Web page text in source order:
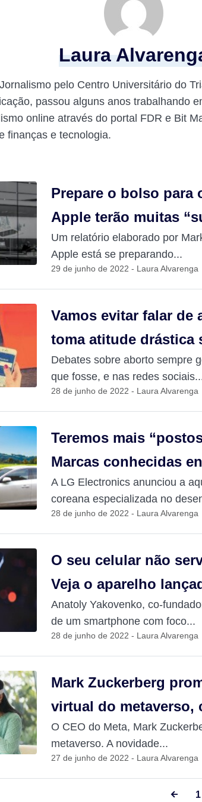
Laura
pelo Centro Universitário do
passou alguns anos trabalhando
online através do portal FDR e Bit
finanças e tecnologia.
Prepare o bolso para
Apple terão muitas
Um relatório elaborado por
Apple está se preparando...
29 de junho de 2022 - Laura Alvarenga
Vamos evitar falar de
toma atitude drástica
Debates sobre aborto sempre
que fosse, e nas redes
28 de junho de 2022 - Laura Alvarenga
Teremos mais
Marcas conhecidas
A LG Electronics anunciou a
coreana especializada no
28 de junho de 2022 - Laura Alvarenga
O seu celular não
Veja o aparelho
Anatoly Yakovenko, co-
de um smartphone com foco...
28 de junho de 2022 - Laura Alvarenga
Mark Zuckerberg
virtual do metaverso,
O CEO do Meta, Mark
metaverso. A novidade...
27 de junho de 2022 - Laura Alvarenga
1